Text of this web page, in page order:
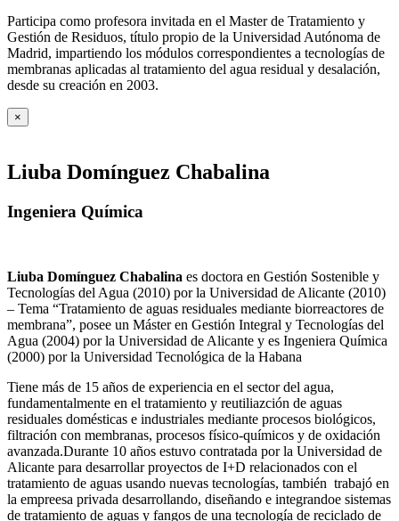
Participa como profesora invitada en el Master de Tratamiento y
Gestión de Residuos, título propio de la Universidad Autónoma de
Madrid, impartiendo los módulos correspondientes a tecnologías de
membranas aplicadas al tratamiento del agua residual y desalación,
desde su creación en 2003.
×
Liuba Domínguez Chabalina
Ingeniera Química
Liuba Domínguez Chabalina es doctora en Gestión Sostenible y
Tecnologías del Agua (2010) por la Universidad de Alicante (2010)
– Tema “Tratamiento de aguas residuales mediante biorreactores de
membrana”, posee un Máster en Gestión Integral y Tecnologías del
Agua (2004) por la Universidad de Alicante y es Ingeniera Química
(2000) por la Universidad Tecnológica de la Habana
Tiene más de 15 años de experiencia en el sector del agua,
fundamentalmente en el tratamiento y reutiliazción de aguas
residuales domésticas e industriales mediante procesos biológicos,
filtración con membranas, procesos físico-químicos y de oxidación
avanzada.Durante 10 años estuvo contratada por la Universidad de
Alicante para desarrollar proyectos de I+D relacionados con el
tratamiento de aguas usando nuevas tecnologías, también trabajó en
la empreesa privada desarrollando, diseñando e integrandoe sistemas
de tratamiento de aguas y fangos de una tecnología de reciclado de